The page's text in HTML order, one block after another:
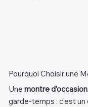
Pourquoi Choisir une
Unemontre
garde-temps : c’est un